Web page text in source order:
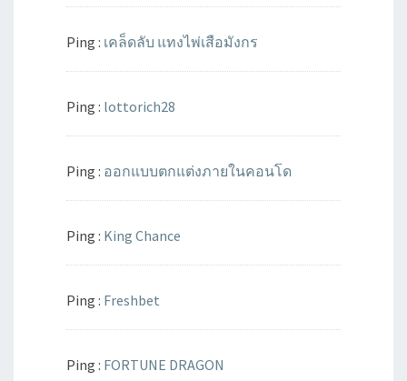
Ping : เคล็ดลับ แทงไพ่เสือมังกร
Ping : lottorich28
Ping : ออกแบบตกแต่งภายในคอนโด
Ping : King Chance
Ping : Freshbet
Ping : FORTUNE DRAGON